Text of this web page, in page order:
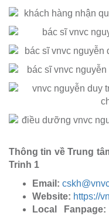
Thông tin về Trung
Trinh 1
Email:
Website: https://
Local Fanpage: